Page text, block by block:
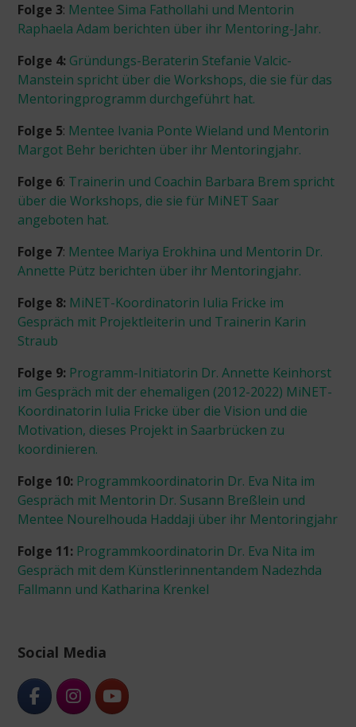
Folge 3: Mentee Sima Fathollahi und Mentorin
Raphaela Adam berichten über ihr Mentoring-Jahr.
Folge 4: Gründungs-Beraterin Stefanie Valcic-
Manstein spricht über die Workshops, die sie für das
Mentoringprogramm durchgeführt hat.
Folge 5: Mentee Ivania Ponte Wieland und Mentorin
Margot Behr berichten über ihr Mentoringjahr.
Folge 6: Trainerin und Coachin Barbara Brem spricht
über die Workshops, die sie für MiNET Saar
angeboten hat.
Folge 7: Mentee Mariya Erokhina und Mentorin Dr.
Annette Pütz berichten über ihr Mentoringjahr.
Folge 8: MiNET-Koordinatorin Iulia Fricke im
Gespräch mit Projektleiterin und Trainerin Karin
Straub
Folge 9: Programm-Initiatorin Dr. Annette Keinhorst
im Gespräch mit der ehemaligen (2012-2022) MiNET-
Koordinatorin Iulia Fricke über die Vision und die
Motivation, dieses Projekt in Saarbrücken zu
koordinieren.
Folge 10: Programmkoordinatorin Dr. Eva Nita im
Gespräch mit Mentorin Dr. Susann Breßlein und
Mentee Nourelhouda Haddaji über ihr Mentoringjahr
Folge 11: Programmkoordinatorin Dr. Eva Nita im
Gespräch mit dem Künstlerinnentandem Nadezhda
Fallmann und Katharina Krenkel
Social Media